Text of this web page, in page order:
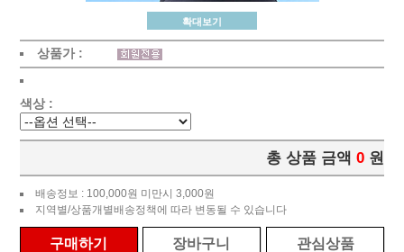
확대보기
상품가 :
색상 :
총 상품 금액 0 원
배송정보 : 100,000원 미만시 3,000원
지역별/상품개별배송정책에 따라 변동될 수 있습니다
구매하기 장바구니 관심상품